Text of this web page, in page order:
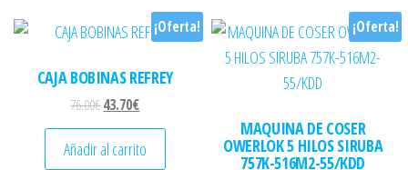
¡Oferta!
CAJA BOBINAS REFREY
76.00€El precio original era: 76.00€.
43.70€El precio actual es: 43.70€.
Añadir al carrito
¡Oferta!
MAQUINA DE COSER
OWERLOK 5 HILOS SIRUBA
757K-516M2-55/KDD